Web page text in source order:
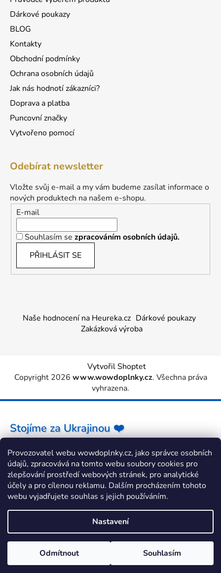
Provozovatel webu wowdoplnky.cz, jako správce osobních
údajů, zpracovává na tomto webu soubory cookies pro
zlepšování prostředí webových stránek, pro analytické
účely a pro cílenou reklamu. Dalším procházením tohoto
webu vyjadřujete souhlas s jejich používáním.
Nastavení
Odmítnout Souhlasím
Dárkové poukazy
BLOG
Kontakty
Obchodní podmínky
Ochrana osobních údajů
Jak nás hodnotí zákazníci?
Doprava a platba
Puncovní značky
Vytvořeno pomocí
Odebírat newsletter
Vložte svůj e-mail a my vám budeme zasílat informace o
nových produktech na našem e-shopu.
E-mail
Souhlasím se zpracováním osobních údajů.
PŘIHLÁSIT SE
Naše hodnocení na Heureka.cz Dárkové poukazy
Zakázková výroba
Vytvořil Shoptet
Copyright 2026 www.wowdoplnky.cz. Všechna práva
vyhrazena.
Stojíme za Ukrajinou ❤️
Jak a čím pomoci »